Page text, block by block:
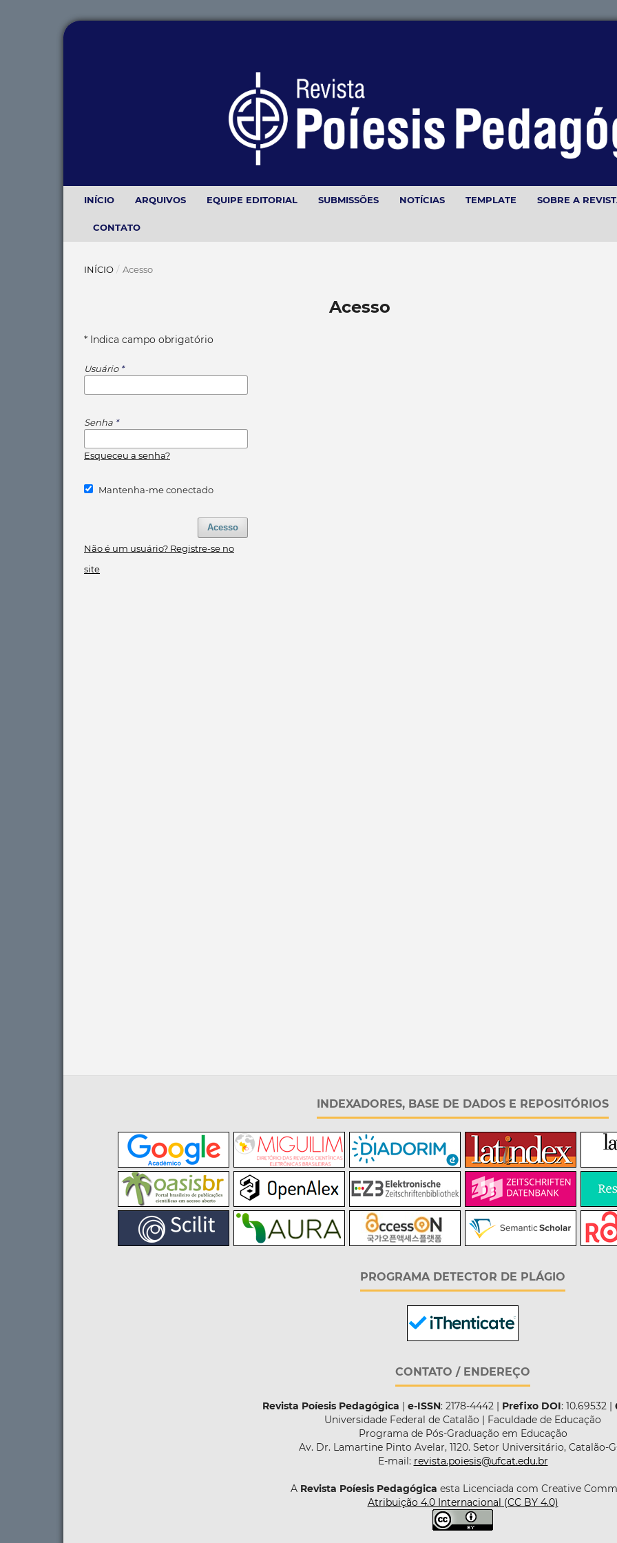
INÍCIO ARQUIVOS EQUIPE EDITORIAL SUBMISSÕES NOTÍCIAS TEMPLATE SOBRE A
CONTATO
INÍCIO / Acesso
Acesso
* Indica campo obrigatório
Usuário *
Senha *
Esqueceu a senha?
Mantenha-me conectado
Acesso
Não é um usuário? Registre-se no
site
INDEXADORES, BASE DE DADOS E REPOSITÓRIOS
PROGRAMA DETECTOR DE PLÁGIO
CONTATO / ENDEREÇO
Revista Poíesis Pedagógica e-ISSN: 2178-4442 | Prefixo DOI: 10.69532 |
Universidade Federal de Catalão | Faculdade de Educação
Programa de Pós-Graduação em Educação
Av. Dr. Lamartine Pinto Avelar, 1120. Setor Universitário, Catalão-
E-mail: revista.poiesis@ufcat.edu.br
A Revista Poíesis Pedagógica esta Licenciada com Creative
Atribuição 4.0 Internacional (CC BY 4.0)